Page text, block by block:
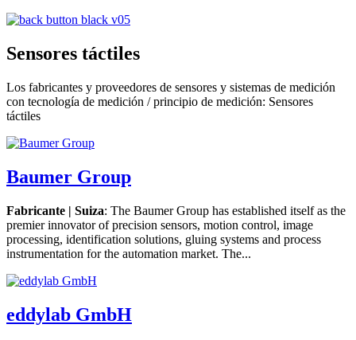
Sensores táctiles
Los fabricantes y proveedores de sensores y sistemas de medición
con tecnología de medición / principio de medición: Sensores
táctiles
Baumer Group
Fabricante | Suiza: The Baumer Group has established itself as the
premier innovator of precision sensors, motion control, image
processing, identification solutions, gluing systems and process
instrumentation for the automation market. The...
eddylab GmbH